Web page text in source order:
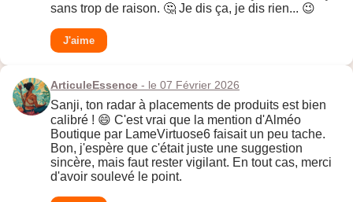
sans trop de raison. 🤔 Je dis ça, je dis rien... 😉
J'aime
ArticuleEssence - le 07 Février 2026
Sanji, ton radar à placements de produits est bien
calibré ! 😄 C'est vrai que la mention d'Alméo
Boutique par LameVirtuose6 faisait un peu tache.
Bon, j'espère que c'était juste une suggestion
sincère, mais faut rester vigilant. En tout cas, merci
d'avoir soulevé le point.